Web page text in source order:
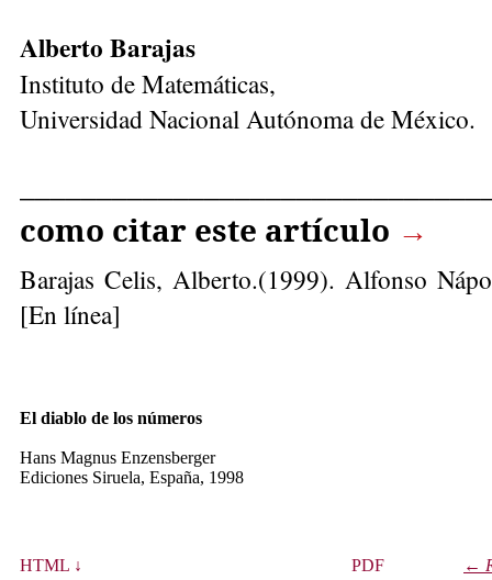
Alberto Barajas
Instituto de Matemáticas,
Universidad Nacional Autónoma de México.
como citar este artículo →
Barajas Celis, Alberto.(1999). Alfonso
[En línea]
El diablo de los números
Hans Magnus Enzensberger
Ediciones Siruela, España, 1998
HTML ↓ PDF ←